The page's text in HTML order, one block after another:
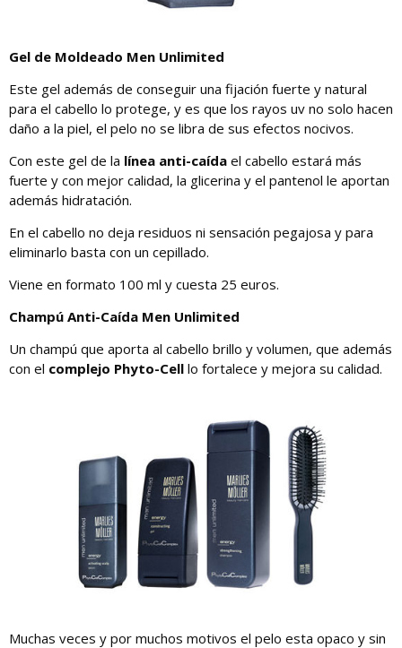
Gel de Moldeado Men Unlimited
Este gel además de conseguir una fijación fuerte y natural
para el cabello lo protege, y es que los rayos uv no solo hacen
daño a la piel, el pelo no se libra de sus efectos nocivos.
Con este gel de la línea anti-caída el cabello estará más
fuerte y con mejor calidad, la glicerina y el pantenol le aportan
además hidratación.
En el cabello no deja residuos ni sensación pegajosa y para
eliminarlo basta con un cepillado.
Viene en formato 100 ml y cuesta 25 euros.
Champú Anti-Caída Men Unlimited
Un champú que aporta al cabello brillo y volumen, que además
con el complejo Phyto-Cell lo fortalece y mejora su calidad.
Muchas veces y por muchos motivos el pelo esta opaco y sin